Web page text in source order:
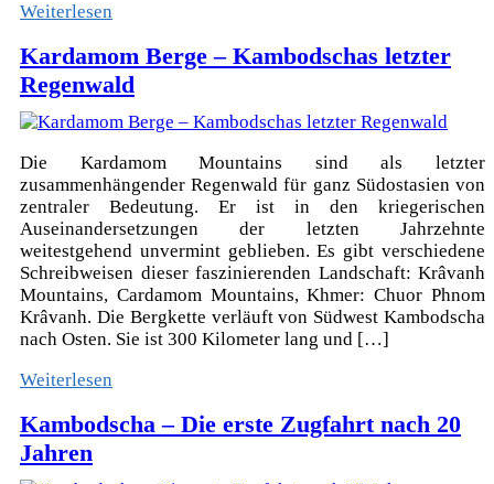
Weiterlesen
Kardamom Berge – Kambodschas letzter
Regenwald
Die Kardamom Mountains sind als letzter
zusammenhängender Regenwald für ganz Südostasien von
zentraler Bedeutung. Er ist in den kriegerischen
Auseinandersetzungen der letzten Jahrzehnte
weitestgehend unvermint geblieben. Es gibt verschiedene
Schreibweisen dieser faszinierenden Landschaft: Krâvanh
Mountains, Cardamom Mountains, Khmer: Chuor Phnom
Krâvanh. Die Bergkette verläuft von Südwest Kambodscha
nach Osten. Sie ist 300 Kilometer lang und […]
Weiterlesen
Kambodscha – Die erste Zugfahrt nach 20
Jahren